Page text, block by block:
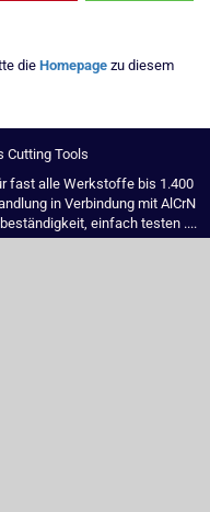
die Homepage zu diesem
Cutting Tools
fast alle Werkstoffe bis 1.400
in Verbindung mit AlCrN
einfach testen ....